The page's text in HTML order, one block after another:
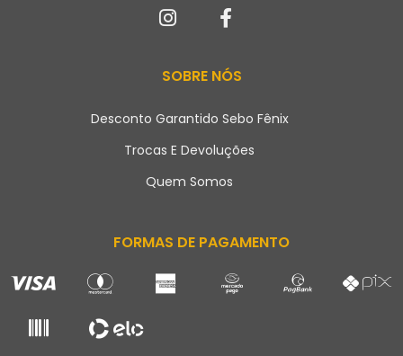
SOBRE NÓS
Desconto Garantido Sebo Fênix
Trocas E Devoluções
Quem Somos
FORMAS DE PAGAMENTO